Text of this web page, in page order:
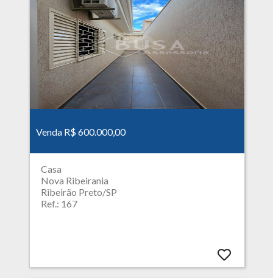
Venda R$ 600.000,00
Casa
Nova Ribeirania
Ribeirão Preto/SP
Ref.: 167